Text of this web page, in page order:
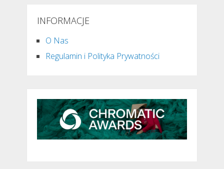
INFORMACJE
O Nas
Regulamin i Polityka Prywatności